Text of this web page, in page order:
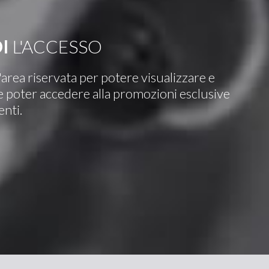
L'ACCESSO
riservata per potere visualizzare e
accedere alla promozioni esclusive